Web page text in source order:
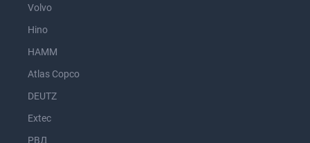
Volvo
Hino
HAMM
Atlas Copco
DEUTZ
Extec
РВД